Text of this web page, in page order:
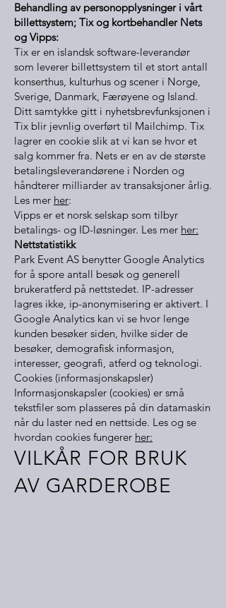
Behandling av personopplysninger i vårt
billettsystem; Tix og kortbehandler Nets
og Vipps:
Tix er en islandsk software-leverandør
som leverer billettsystem til et stort antall
konserthus, kulturhus og scener i Norge,
Sverige, Danmark, Færøyene og Island.
Ditt samtykke gitt i nyhetsbrevfunksjonen i
Tix blir jevnlig overført til Mailchimp. Tix
lagrer en cookie slik at vi kan se hvor et
salg kommer fra. Nets er en av de største
betalingsleverandørene i Norden og
håndterer milliarder av transaksjoner årlig.
Les mer her:
Vipps er et norsk selskap som tilbyr
betalings- og ID-løsninger. Les mer her:
Nettstatistikk
Park Event AS benytter Google Analytics
for å spore antall besøk og generell
brukeratferd på nettstedet. IP-adresser
lagres ikke, ip-anonymisering er aktivert. I
Google Analytics kan vi se hvor lenge
kunden besøker siden, hvilke sider de
besøker, demografisk informasjon,
interesser, geografi, atferd og teknologi.
Cookies (informasjonskapsler)
Informasjonskapsler (cookies) er små
tekstfiler som plasseres på din datamaskin
når du laster ned en nettside. Les og se
hvordan cookies fungerer her:
VILKÅR FOR BRUK
AV GARDEROBE